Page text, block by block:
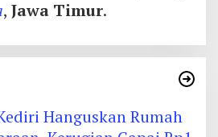
, Jawa Timur.